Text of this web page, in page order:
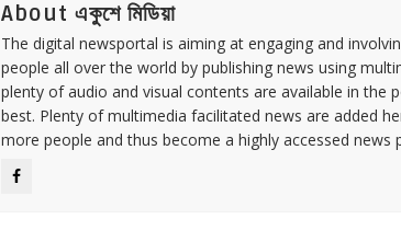
About একুশে মিডিয়া
The digital newsportal is aiming at engaging and
people all over the world by publishing news using
plenty of audio and visual contents are available in the
best. Plenty of multimedia facilitated news are added
more people and thus become a highly accessed